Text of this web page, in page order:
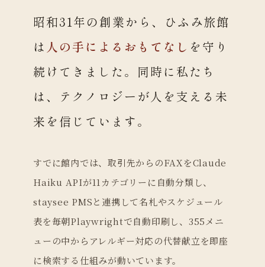
昭和31年の創業から、ひふみ旅館
は 人の手によるおもてなし を守り
続けてきました。同時に私たち
は、テクノロジーが人を支える未
来を信じています。
すでに館内では、取引先からのFAXをClaude
Haiku APIが11カテゴリーに自動分類し、
staysee PMSと連携して名札やスケジュール
表を毎朝Playwrightで自動印刷し、355メニ
ューの中からアレルギー対応の代替献立を即座
に検索する仕組みが動いています。